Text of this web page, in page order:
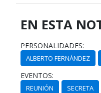
EN ESTA
PERSONALIDADES:
ALBERTO FERNÁNDEZ
EVENTOS:
REUNIÓN SECRETA